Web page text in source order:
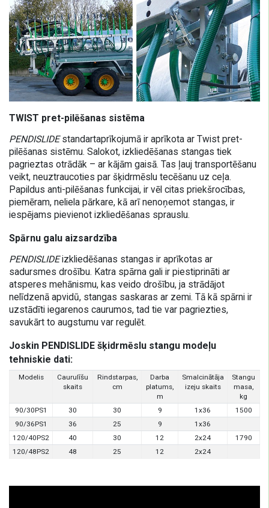
TWIST pret-pilēšanas sistēma
PENDISLIDEstandartaprīkojumā ir aprīkota ar Twist pret-
pilēšanas sistēmu. Salokot, izkliedēšanas stangas tiek
pagrieztas otrādāk – ar kājām gaisā. Tas ļauj transportēšanu
veikt, neuztraucoties par šķidrmēslu tecēšanu uz ceļa.
Papildus anti-pilēšanas funkcijai, ir vēl citas priekšrocības,
piemēram, neliela pārkare, kā arī nenoņemot stangas, ir
iespējams pievienot izkliedēšanas sprauslu.
Spārnu galu aizsardzība
PENDISLIDEizkliedēšanas stangas ir aprīkotas ar
sadursmes drošību. Katra spārna gali ir piestiprināti ar
atsperes mehānismu, kas veido drošību, ja strādājot
nelīdzenā apvidū, stangas saskaras ar zemi. Tā kā spārni ir
uzstādīti iegarenos caurumos, tad tie var pagriezties,
savukārt to augstumu var regulēt.
Joskin PENDISLIDE šķidrmēslu stangu modeļu
tehniskie dati:
Modelis
Caurulīšu
skaits
Rindstarpas,
cm
Darba
platums,
m
Smalcinātāja
izeju skaits
Stangu
masa,
kg
90/30PS1
30 30 9 1x36
1500
90/36PS1
36 25 9
1x36
120/40PS2
40 30 12 2x24
1790
120/48PS2
48 25 12 2x24